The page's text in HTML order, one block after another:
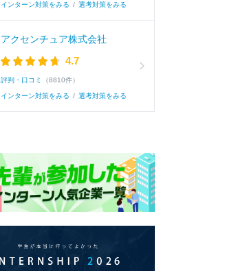
インターン対策をみる / 選考対策をみる
アクセンチュア株式会社
4.7
評判・口コミ （8810件）
インターン対策をみる / 選考対策をみる